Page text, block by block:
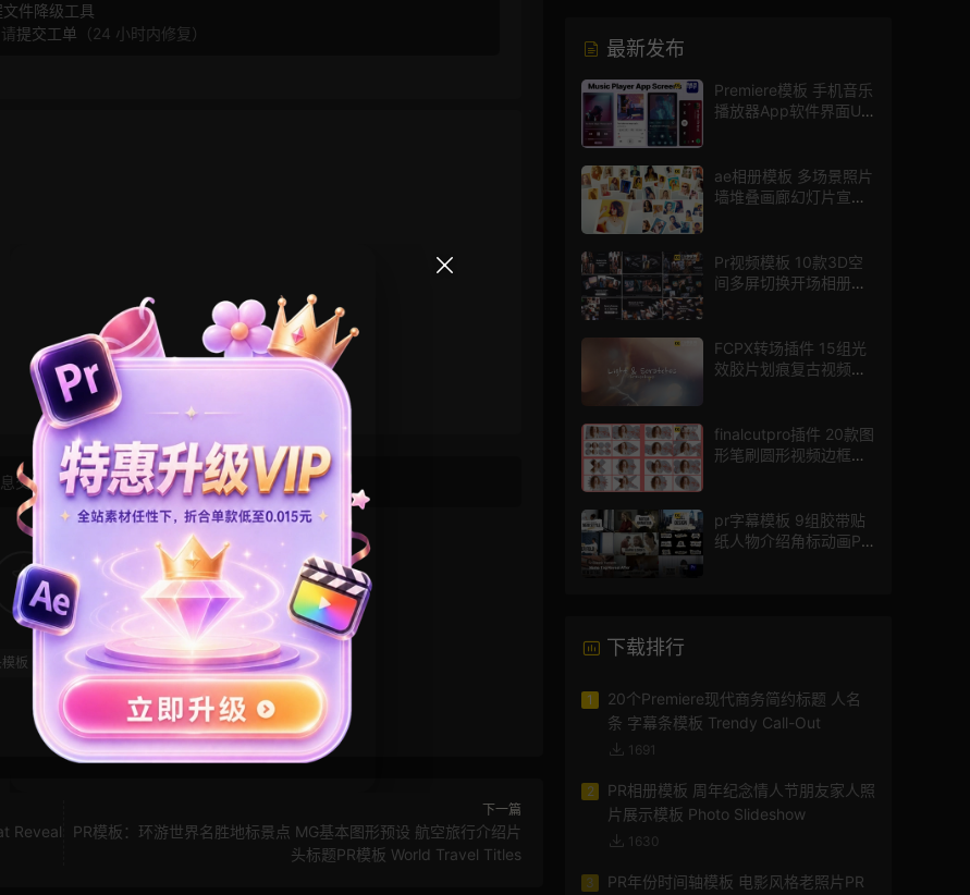
件降级工具
提交工单 （24 小时内修复）
交流学习， 版权说明点此了解！
13 1
板 网红 美妆 美容
Reveal
下一篇
PR模板：环游世界名胜地标景点 MG基本图形预设 航空旅行介绍片
头标题PR模板 World Travel Titles
最新发布
Premiere模板 手机音乐
播放器App软件界面UI
ae相册模板 多场景照片
墙堆叠画廊幻灯片宣传
Pr视频模板 10款3D空
间多屏切换开场相册视
FCPX转场插件 15组光
效胶片划痕复古视频过
finalcutpro插件 20款图
形笔刷圆形视频边框遮
pr字幕模板 9组胶带贴
纸人物介绍角标动画PR
下载排行
1
20个Premiere现代商务简约标题 人名
条 字幕条模板 Trendy Call-Out
1691
2
PR相册模板 周年纪念情人节朋友家人照
片展示模板 Photo Slideshow
1630
3
PR年份时间轴模板 电影风格老照片PR